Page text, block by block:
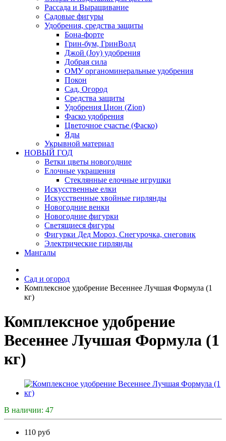
Рассада и Выращивание
Садовые фигуры
Удобрения, средства защиты
Бона-форте
Грин-бум, ГринВолд
Джой (Joy) удобрения
Добрая сила
ОМУ органоминеральные удобрения
Покон
Сад, Огород
Средства защиты
Удобрения Цион (Zion)
Фаско удобрения
Цветочное счастье (Фаско)
Яды
Укрывной материал
НОВЫЙ ГОД
Ветки цветы новогодние
Елочные украшения
Стеклянные елочные игрушки
Искусственные елки
Искусственные хвойные гирлянды
Новогодние венки
Новогодние фигурки
Светящиеся фигуры
Фигурки Дед Мороз, Снегурочка, снеговик
Электрические гирлянды
Мангалы
Сад и огород
Комплексное удобрение Весеннее Лучшая Формула (1
кг)
Комплексное удобрение
Весеннее Лучшая Формула (1
кг)
В наличии: 47
110 руб